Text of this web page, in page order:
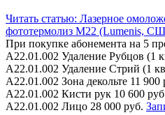
Читать статью: Лазерное
фототермолиз M22 (Lumenis,
При покупке абонемента на 5
А22.01.002 Удаление Рубцов (1
А22.01.002 Удаление Стрий (1
А22.01.002 Зона декольте 11 900
А22.01.002 Кисти рук 10 600
А22.01.002 Лицо 28 000 руб.